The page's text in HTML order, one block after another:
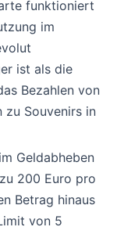
funktioniert
im
ist als die
Bezahlen von
zu Souvenirs in
Geldabheben
200 Euro pro
Betrag hinaus
von 5